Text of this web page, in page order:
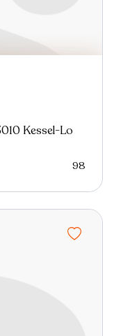
Kessel-Lo
98